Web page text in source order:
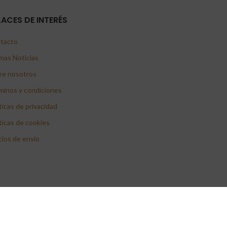
DE INTERÉS
Noticias
nosotros
y condiciones
de privacidad
de cookies
de envío